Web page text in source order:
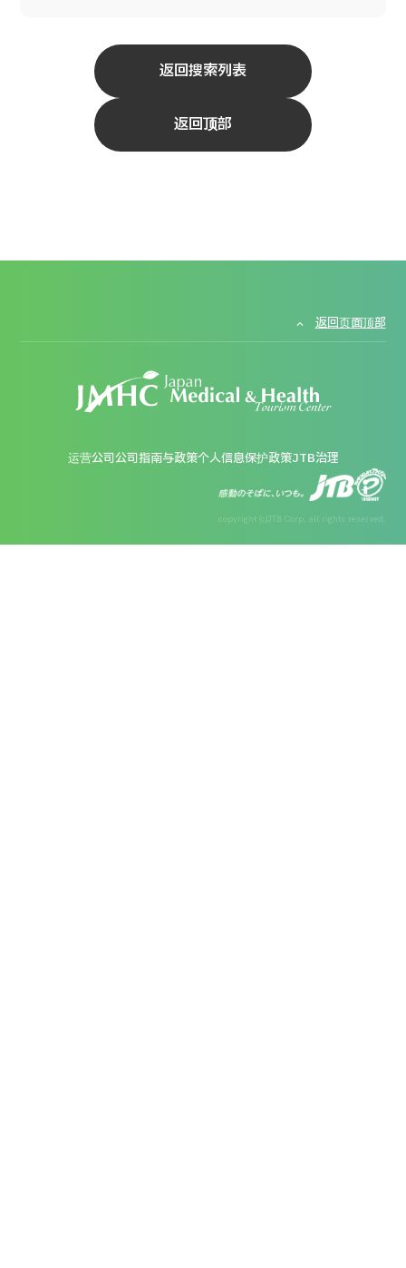
返回搜索列表
返回顶部
返回页面顶部
运营公司公司指南与政策个人信息保护政策JTB治理
copyright (c)JTB Corp. all rights reserved.